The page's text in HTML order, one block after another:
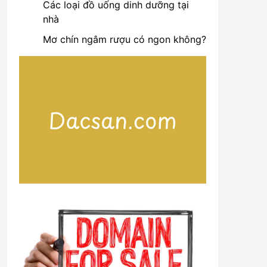
Các loại đồ uống dinh dưỡng tại
nhà
Mơ chín ngâm rượu có ngon không?